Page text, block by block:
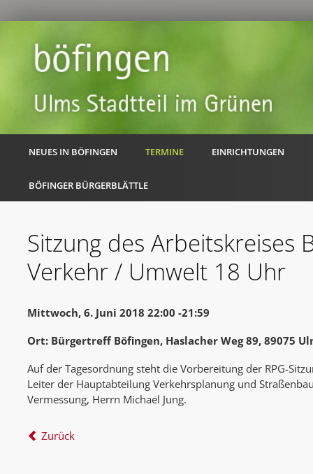
NEUES IN BÖFINGEN TERMINE EINRICHTUNGEN
BÖFINGER BÜRGERBLÄTTLE
Sitzung des Arbeitskreises
Verkehr / Umwelt 18 Uhr
Mittwoch, 6. Juni 2018 22:00 -21:59
Ort: Bürgertreff Böfingen, Haslacher Weg 89, 89075
Auf der Tagesordnung steht die Vorbereitung der RPG-
Leiter der Hauptabteilung Verkehrsplanung und
Vermessung, Herrn Michael Jung.
Zurück